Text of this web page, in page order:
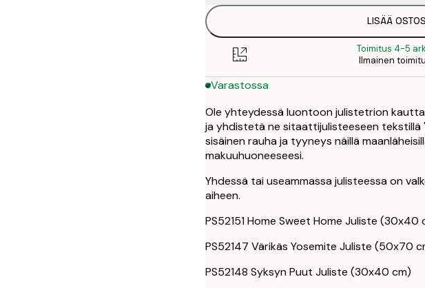
LISÄÄ
Toimitus 4-5
Ilmainen
Varastossa
Ole yhteydessä luontoon julistetrion
ja yhdistetä ne sitaattijulisteeseen tekstillä
sisäinen rauha ja tyyneys näillä
makuuhuoneeseesi.
Yhdessä tai useammassa julisteessa on
aiheen.
PS52151 Home Sweet Home Juliste (30x40
PS52147 Värikäs Yosemite Juliste (50x70
PS52148 Syksyn Puut Juliste (30x40 cm)